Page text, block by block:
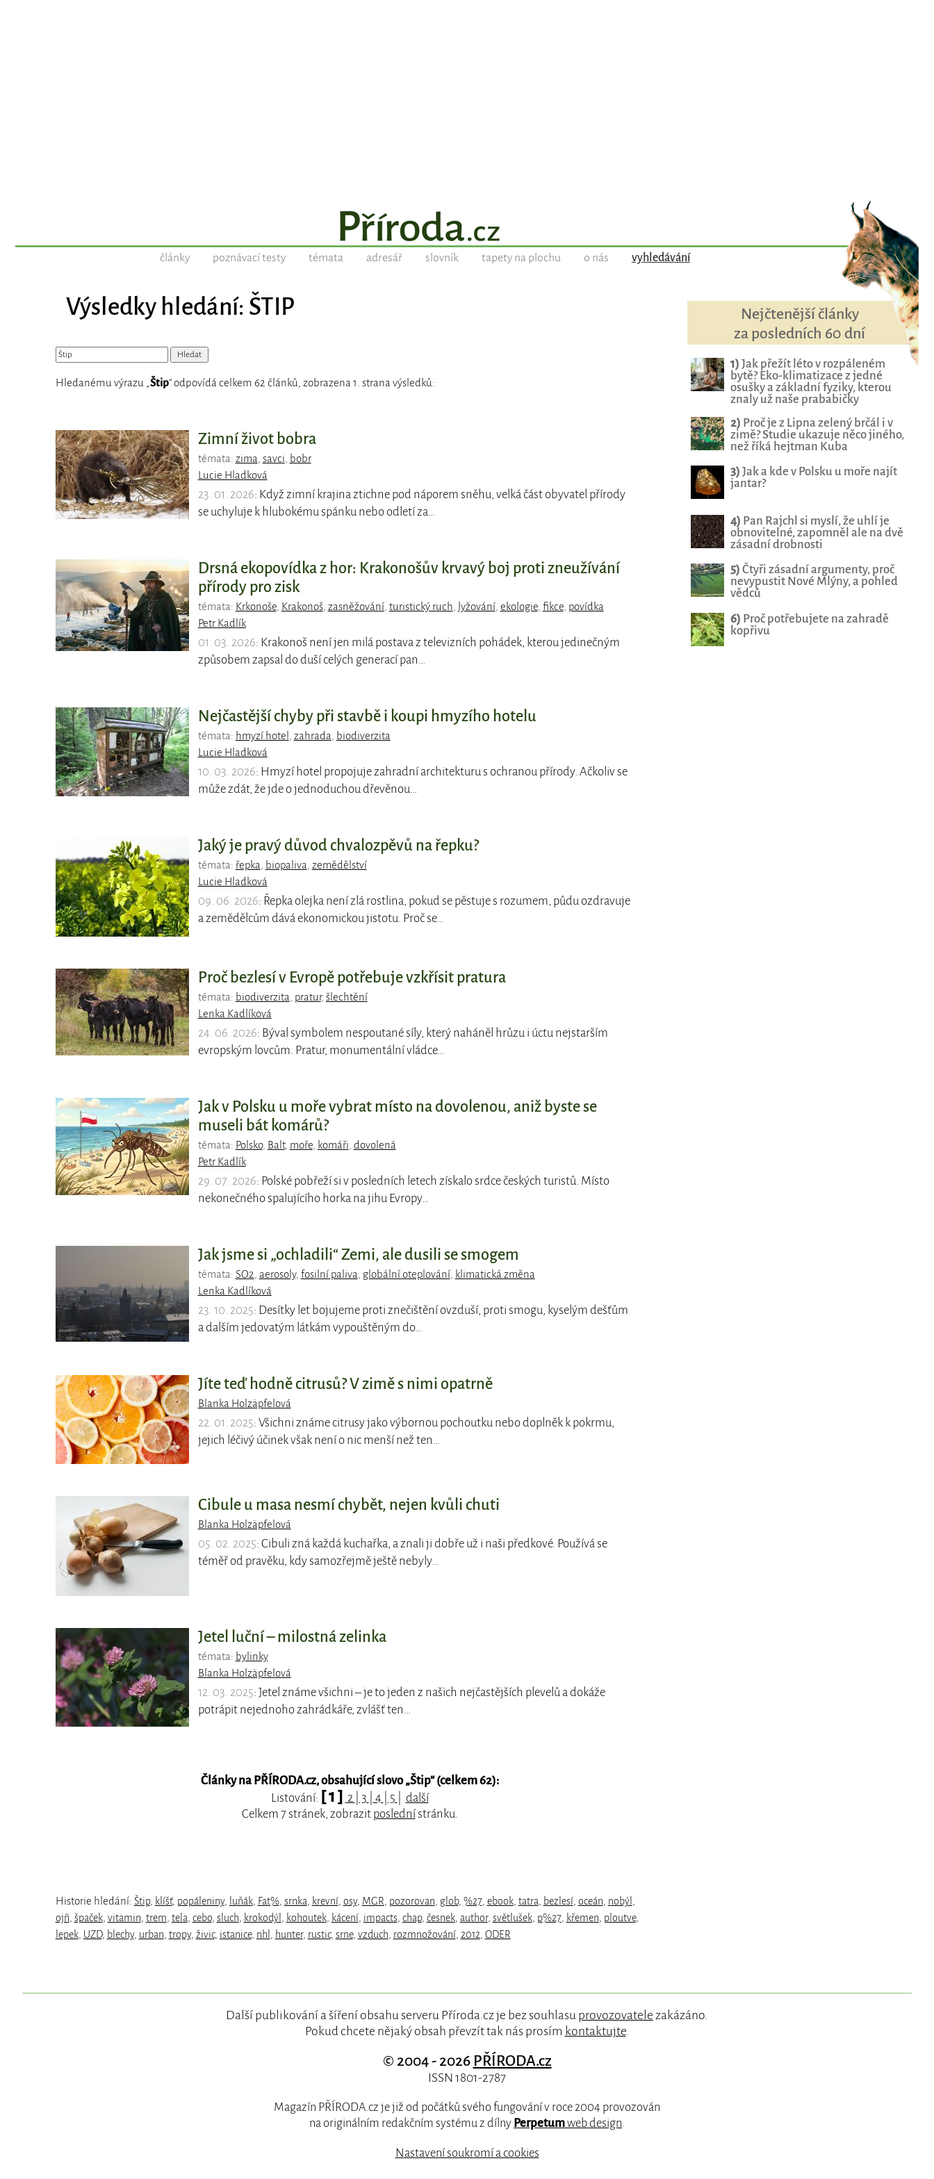
články poznávací testy témata adresář slovník tapety na plochu o nás vyhledávání
Výsledky hledání: ŠTIP
Hledanému výrazu „ Štip“ odpovídá celkem 62 článků, zobrazena 1. strana výsledků:
Zimní život bobra
témata: zima savci
bobr
Lucie Hladková
23. 01. 2026: Když zimní krajina ztichne pod náporem sněhu, velká část obyvatel přírody
se uchyluje k hlubokému spánku nebo odletí za…
Drsná ekopovídka z hor: Krakonošův krvavý boj proti zneužívání
přírody pro zisk
témata: Krkonoše, Krakonoš, zasněžování, turistický ruch lyžování, ekologie, fikce, povídka
Petr Kadlík
01. 03. 2026: Krakonoš není jen milá postava z televizních pohádek, kterou jedinečným
způsobem zapsal do duší celých generací pan…
Nejčastější chyby při stavbě i koupi hmyzího hotelu
témata: hmyzí hotel zahrada
biodiverzita
Lucie Hladková
10. 03. 2026: Hmyzí hotel propojuje zahradní architekturu s ochranou přírody. Ačkoliv se
může zdát, že jde o jednoduchou dřevěnou…
Jaký je pravý důvod chvalozpěvů na řepku?
témata: řepka biopaliva zemědělství
Lucie Hladková
09. 06. 2026: Řepka olejka není zlá rostlina, pokud se pěstuje s rozumem, půdu ozdravuje
a zemědělcům dává ekonomickou jistotu. Proč se…
Proč bezlesí v Evropě potřebuje vzkřísit pratura
témata: biodiverzita pratur, šlechtění
Lenka Kadlíková
24. 06. 2026: Býval symbolem nespoutané síly, který naháněl hrůzu i úctu nejstarším
evropským lovcům. Pratur, monumentální vládce…
Jak v Polsku u moře vybrat místo na dovolenou, aniž byste se
museli bát komárů?
témata: Polsko, Balt, moře, komáři dovolená
Petr Kadlík
29. 07. 2026: Polské pobřeží si v posledních letech získalo srdce českých turistů. Místo
nekonečného spalujícího horka na jihu Evropy…
Jak jsme si „ochladili“ Zemi, ale dusili se smogem
témata: SO2 aerosoly, fosilní paliva globální oteplování,
klimatická změna
Lenka Kadlíková
23. 10. 2025: Desítky let bojujeme proti znečištění ovzduší, proti smogu, kyselým dešťům
a dalším jedovatým látkám vypouštěným do…
Jíte teď hodně citrusů? V zimě s nimi opatrně
Blanka Holzäpfelová
22. 01. 2025: Všichni známe citrusy jako výbornou pochoutku nebo doplněk k pokrmu,
jejich léčivý účinek však není o nic menší než ten…
Cibule u masa nesmí chybět, nejen kvůli chuti
Blanka Holzäpfelová
05. 02. 2025: Cibuli zná každá kuchařka, a znali ji dobře už i naši předkové. Používá se
téměř od pravěku, kdy samozřejmě ještě nebyly…
Jetel luční – milostná zelinka
témata: bylinky
Blanka Holzäpfelová
12. 03. 2025: Jetel známe všichni – je to jeden z našich nejčastějších plevelů a dokáže
potrápit nejednoho zahrádkáře, zvlášť ten…
Články na PŘÍRODA.cz, obsahující slovo „Štip“ (celkem 62):
Listování: [ 1 ] 2 3 4 5
další
Celkem 7 stránek, zobrazit poslednístránku.
Historie hledání: Štip, klíšť, popáleniny, luňák, Fat%, srnka krevní, osy, MGR pozorovan glob, %27, ebook, tatra bezlesí, oceán nobýl
ojñ špaček, vitamin trem tela cebo, sluch krokodýl kohoutek, kácení, impacts chap, česnek, author, světlušek, p%27, křemen ploutve,
lepek, UZD, blechy, urban tropy, živic, istanice, nhl hunter, rustic, srne, vzduch rozmnožování, 2012 ODER
Nejčtenější články
za posledních 60 dní
1) Jak přežít léto v rozpáleném
bytě? Eko-klimatizace z jedné
osušky a základní fyziky, kterou
znaly už naše prababičky
2) Proč je z Lipna zelený brčál i v
zimě? Studie ukazuje něco jiného,
než říká hejtman Kuba
3) Jak a kde v Polsku u moře najít
jantar?
4) Pan Rajchl si myslí, že uhlí je
obnovitelné, zapomněl ale na dvě
zásadní drobnosti
5) Čtyři zásadní argumenty, proč
nevypustit Nové Mlýny, a pohled
vědců
6) Proč potřebujete na zahradě
kopřivu
Další publikování a šíření obsahu serveru Příroda.cz je bez souhlasu provozovatele zakázáno.
Pokud chcete nějaký obsah převzít tak nás prosím kontaktujte.
© 2004 - 2026 PŘÍRODA.cz
ISSN 1801-2787
Magazín PŘÍRODA.cz je již od počátků svého fungování v roce 2004 provozován
na originálním redakčním systému z dílny Perpetumweb design.
Nastavení soukromí a cookies